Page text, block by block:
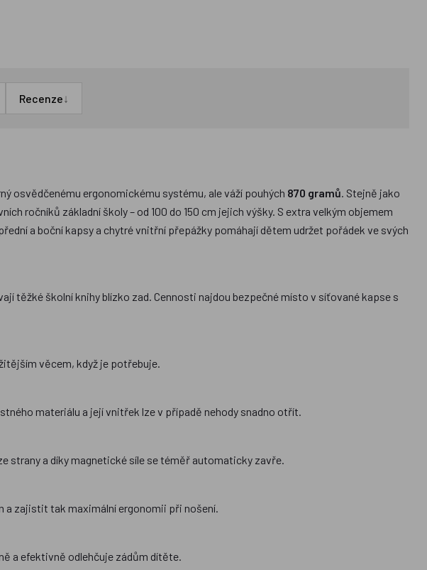
Recenze↓
osvědčenému ergonomickému systému, ale váží pouhých 870 gramů. Stejně jako
ročníků základní školy – od 100 do 150 cm jejich výšky. S extra velkým objemem
a boční kapsy a chytré vnitřní přepážky pomáhají dětem udržet pořádek ve svých
těžké školní knihy blízko zad. Cennosti najdou bezpečné místo v síťované kapse s
věcem, když je potřebuje.
materiálu a její vnitřek lze v případě nehody snadno otřít.
strany a díky magnetické síle se téměř automaticky zavře.
a zajistit tak maximální ergonomii při nošení.
a efektivně odlehčuje zádům dítěte.